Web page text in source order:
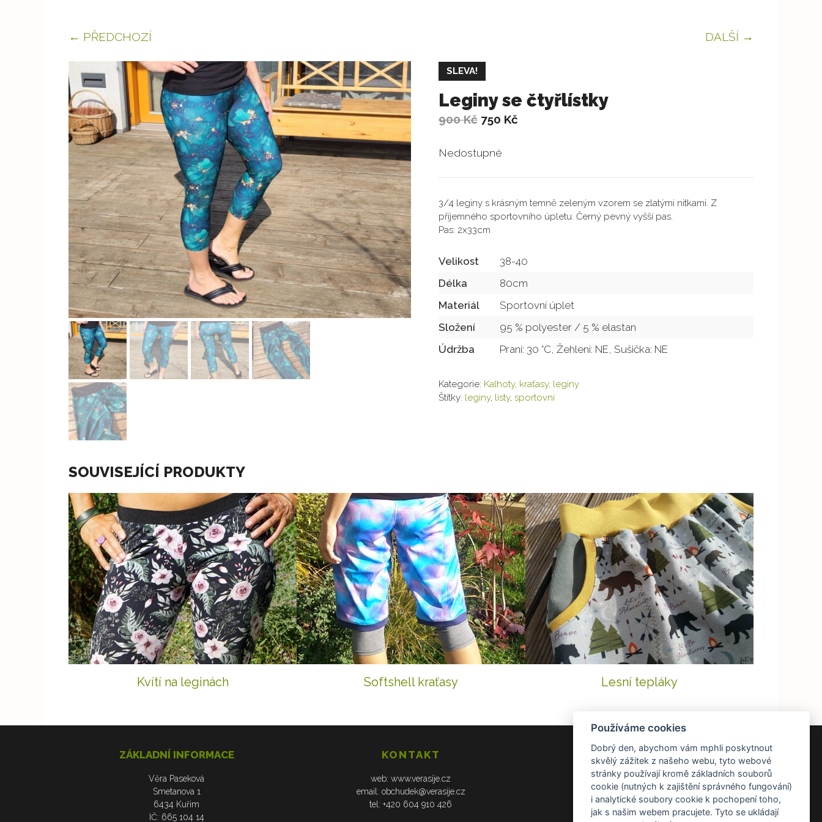
← PŘEDCHOZÍ DALŠÍ →
SLEVA!
Leginy se čtyřlístky
900Kč Původní
byla:
750 KčAktuální
Nedostupné
3/4 leginy s krásným temně zeleným vzorem se zlatými nitkami. Z
příjemného sportovního úpletu. Černý pevný vyšší pas.
Pas: 2x33cm
Velikost
38-40
Délka
80cm
Materiál
Sportovní úplet
Složení
95 % polyester / 5 % elastan
Údržba
Praní: 30 °C, Žehlení: NE, Sušička: NE
Kategorie: Kalhoty, kraťasy, leginy
Štítky: leginy, listy, sportovní
SOUVISEJÍCÍ PRODUKTY
Kvítí na leginách Softshell kraťasy Lesní tepláky
ZÁKLADNÍ INFORMACE
Věra Paseková
Smetanova 1
6434 Kuřim
IČ: 665 104 14
KONTAKT
web: www.verasije.cz
email: obchudek@verasije.cz
tel: +420 604 910 426
DOKUMENTY
Všeobecné obchodní podmínky
Zásady ochrany osobních údajů
Reklamace a vrácení zboží
Používáme cookies
Dobrý den, abychom vám mphli poskytnout
skvělý zážitek z našeho webu, tyto webové
stránky používají kromě základních souborů
cookie (nutných k zajištění správného fungování)
i analytické soubory cookie k pochopení toho,
jak s našim webem pracujete. Tyto se ukládají